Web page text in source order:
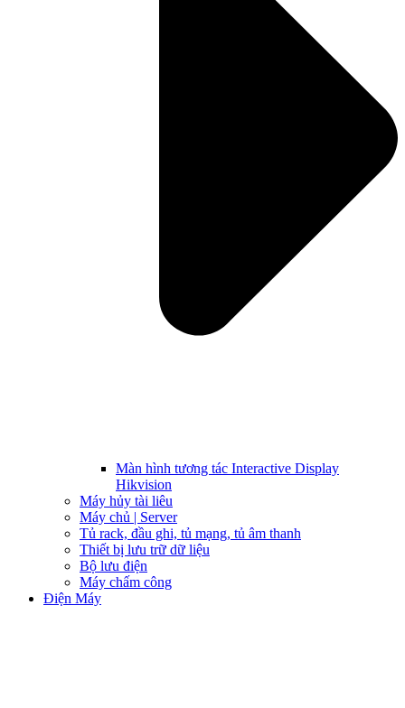
Màn hình tương tác Interactive Display
Hikvision
Máy hủy tài liêu
Máy chủ | Server
Tủ rack, đầu ghi, tủ mạng, tủ âm thanh
Thiết bị lưu trữ dữ liệu
Bộ lưu điện
Máy chấm công
Điện Máy